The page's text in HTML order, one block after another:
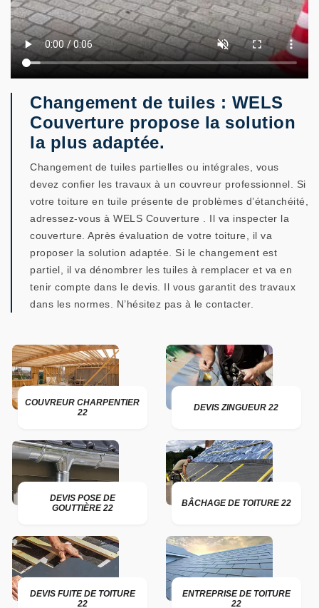
Changement de tuiles : WELS
Couverture propose la solution
la plus adaptée.
Changement de tuiles partielles ou intégrales, vous
devez confier les travaux à un couvreur professionnel. Si
votre toiture en tuile présente de problèmes d’étanchéité,
adressez-vous à WELS Couverture . Il va inspecter la
couverture. Après évaluation de votre toiture, il va
proposer la solution adaptée. Si le changement est
partiel, il va dénombrer les tuiles à remplacer et va en
tenir compte dans le devis. Il vous garantit des travaux
dans les normes. N’hésitez pas à le contacter.
COUVREUR CHARPENTIER
22
DEVIS ZINGUEUR 22
DEVIS POSE DE
GOUTTIÈRE 22
BÂCHAGE DE TOITURE 22
DEVIS FUITE DE TOITURE
22
ENTREPRISE DE TOITURE
22